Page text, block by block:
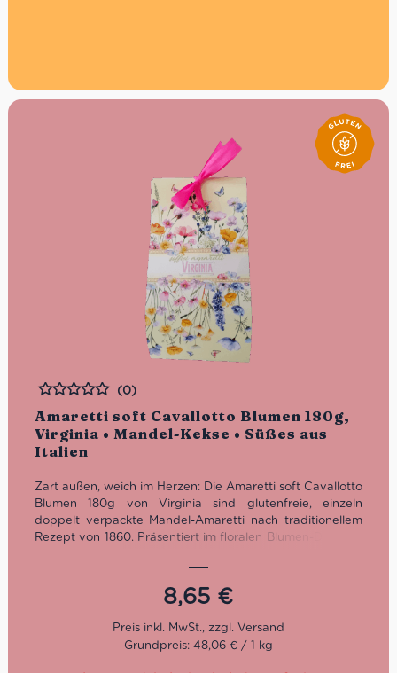
Amaretti soft Cavallotto Blumen 180g,
Virginia • Mandel-Kekse • Süßes aus
Italien
Bewertet
(0)
Zart außen, weich im Herzen: Die Amaretti soft Cavallotto
Blumen 180g von Virginia sind glutenfreie, einzeln
doppelt verpackte Mandel-Amaretti nach traditionellem
Rezept von 1860. Präsentiert im floralen Blumen-Design –
8,65 €
Grundpreis: 48,06 € / 1 kg